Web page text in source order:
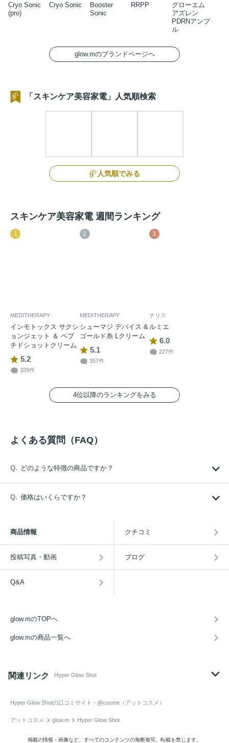
Cryo Sonic
(pro)
Cryo Sonic
Booster
Sonic
RRPP
グローエム
アズレン
PDRNアンプ
ル
glow.mのブランドページへ
「スキンケア美容家電」人気順検索
人気順でみる
スキンケア美容家電 週間ランキング
1
MEDITHERAPY
インモトックス サクシ
ョンジェット ＆ ペプ
チドショットクリーム
5.2
329件
2
MEDITHERAPY
シューマジ デバイス &
ゴールド糸 Lクリーム
5.1
357件
3
ナリス
ルミエ
6.0
227件
4位以降のランキングをみる
よくある質問（FAQ）
どのような特徴の商品ですか？
価格はいくらですか？
商品情報 クチコミ
投稿写真・動画 ブログ
Q&A
glow.mのTOPへ
glow.mの商品一覧へ
関連リンク Hyper Glow Shot
Hyper Glow Shotの口コミサイト - @cosme（アットコスメ）
アットコスメ glow.m Hyper Glow Shot
掲載の情報・画像など、すべてのコンテンツの無断複写、転載を禁じます。